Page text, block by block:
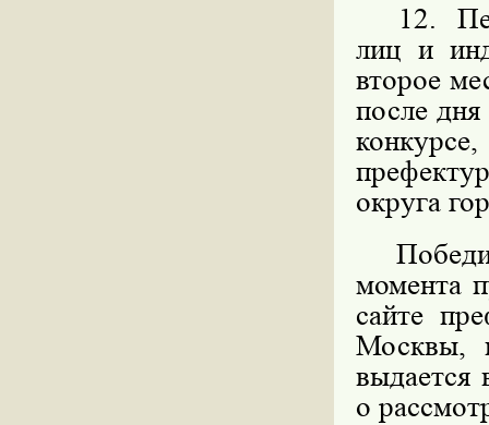
12.
лиц и
второе
после дня
округа
момента
сайте
Москвы,
выдается
о